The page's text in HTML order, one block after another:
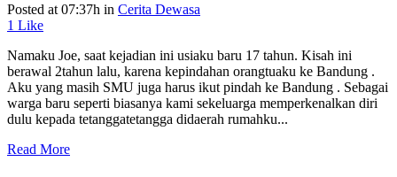
Posted at 07:37h in Cerita Dewasa
1 Like
Namaku Joe, saat kejadian ini usiaku baru 17 tahun. Kisah ini
berawal 2tahun lalu, karena kepindahan orangtuaku ke Bandung .
Aku yang masih SMU juga harus ikut pindah ke Bandung . Sebagai
warga baru seperti biasanya kami sekeluarga memperkenalkan diri
dulu kepada tetanggatetangga didaerah rumahku...
Read More